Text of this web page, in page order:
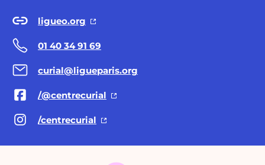
ligueo.org
01 40 34 91 69
curial@ligueparis.org
/@centrecurial
/centrecurial